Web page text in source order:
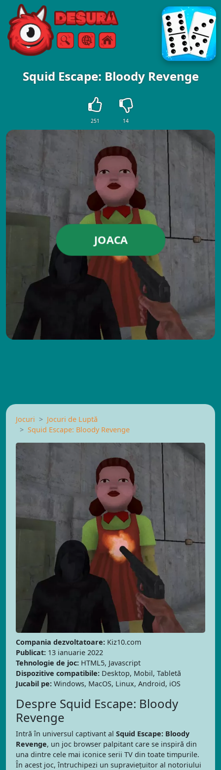
Free Online Games
CăutareMeniul
Squid Escape: Bloody Revenge
251 14
JOACA
Jocuri
Jocuri de Luptă
Squid Escape: Bloody Revenge
Compania dezvoltatoare: Kiz10.com
Publicat: 13 ianuarie 2022
Tehnologie de joc: HTML5, Javascript
Dispozitive compatibile: Desktop, Mobil, Tabletă
Jucabil pe: Windows, MacOS, Linux, Android, iOS
Despre Squid Escape: Bloody
Revenge
Intră în universul captivant al Squid Escape: Bloody
Revenge, un joc browser palpitant care se inspiră din
una dintre cele mai iconice serii TV din toate timpurile.
În acest joc, întruchipezi un supraviețuitor al notoriului